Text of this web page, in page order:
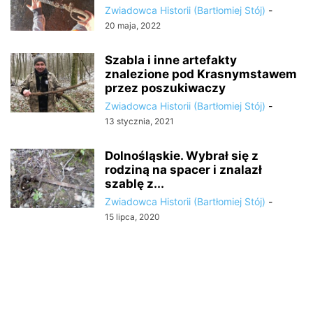
Zwiadowca Historii (Bartłomiej Stój) -
20 maja, 2022
Szabla i inne artefakty
znalezione pod Krasnymstawem
przez poszukiwaczy
Zwiadowca Historii (Bartłomiej Stój) -
13 stycznia, 2021
Dolnośląskie. Wybrał się z
rodziną na spacer i znalazł
szablę z...
Zwiadowca Historii (Bartłomiej Stój) -
15 lipca, 2020